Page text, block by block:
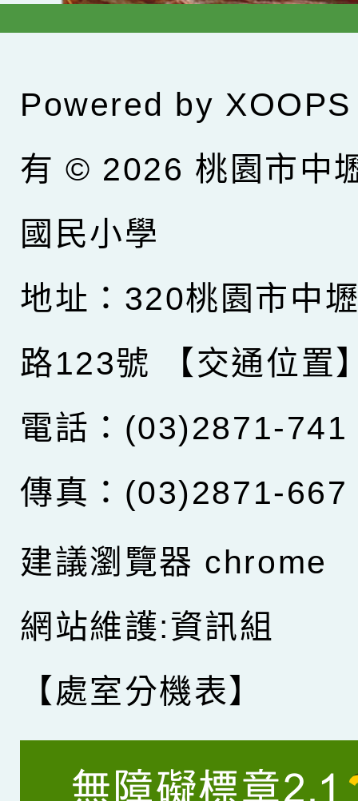
Powered by XOOPS
有 © 2026 桃園市中
國民小學
地址：320桃園市中
路123號
【交通位置
電話：(03)2871-741
傳真：(03)2871-667
建議瀏覽器 chrome
網站維護:資訊組
【處室分機表】